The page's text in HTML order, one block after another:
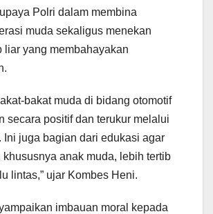
Polri dalam membina
muda sekaligus menekan
liar yang membahayakan
bakat muda di bidang otomotif
secara positif dan terukur melalui
Ini juga bagian dari edukasi agar
khususnya anak muda, lebih tertib
lintas,” ujar Kombes Heni.
imbauan moral kepada